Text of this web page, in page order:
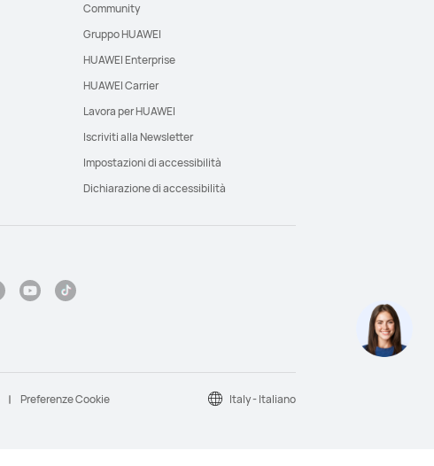
Community
Gruppo HUAWEI
HUAWEI Enterprise
HUAWEI Carrier
Lavora per HUAWEI
Iscriviti alla Newsletter
Impostazioni di accessibilità
Dichiarazione di accessibilità
Preferenze Cookie Italy - Italiano